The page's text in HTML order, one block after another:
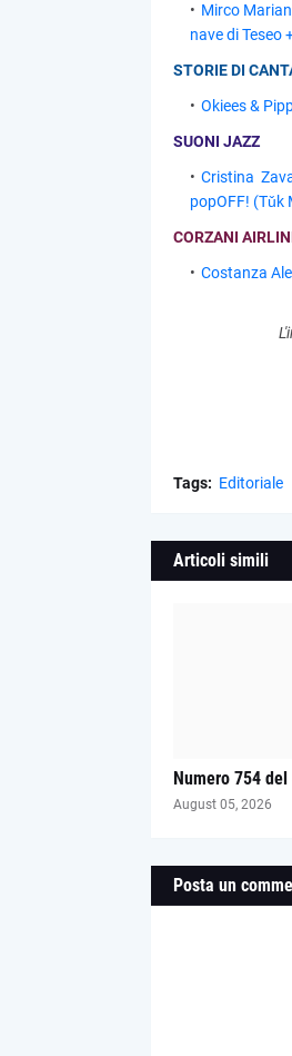
Mirco
nave di Teseo
STORIE DI
Okiees &
SUONI JAZZ
Cristina
popOFF! (Tǔk
CORZANI
Costanza
Tags: Editoriale
Articoli simili
Numero 754
August 05, 2026
Posta un